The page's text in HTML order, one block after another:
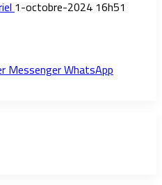
1-octobre-2024 16h51
MessengerWhatsApp